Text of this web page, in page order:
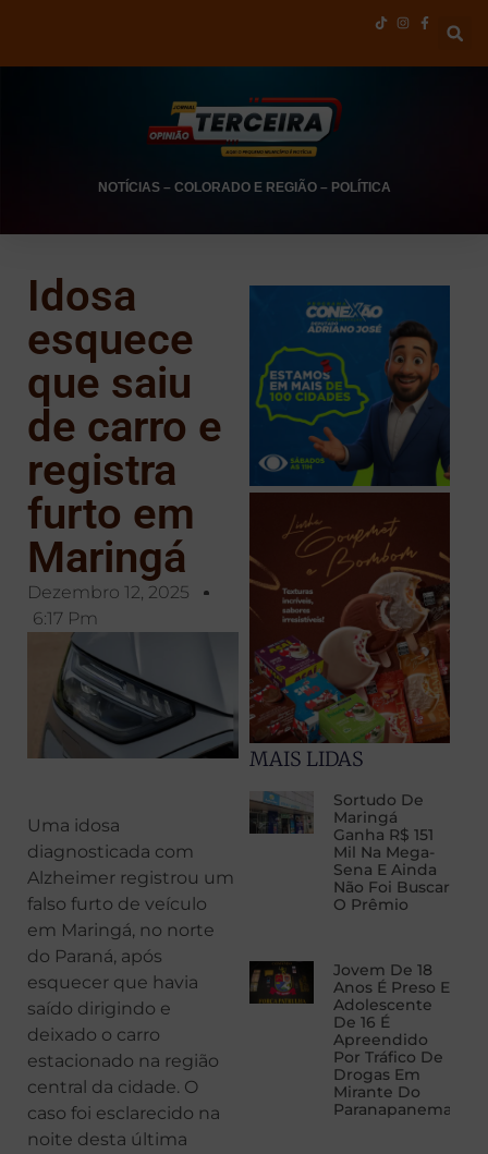
NOTÍCIAS– COLORADO E REGIÃO– POLÍTICA
Idosa
esquece
que saiu
de carro e
registra
furto em
Maringá
Dezembro 12, 2025
6:17 Pm
Uma idosa
diagnosticada com
Alzheimer registrou um
falso furto de veículo
em Maringá, no norte
do Paraná, após
esquecer que havia
saído dirigindo e
deixado o carro
estacionado na região
central da cidade. O
caso foi esclarecido na
noite desta última
MAIS LIDAS
Sortudo De
Maringá
Ganha R$ 151
Mil Na Mega-
Sena E Ainda
Não Foi Buscar
O Prêmio
Jovem De 18
Anos É Preso E
Adolescente
De 16 É
Apreendido
Por Tráfico De
Drogas Em
Mirante Do
Paranapanema